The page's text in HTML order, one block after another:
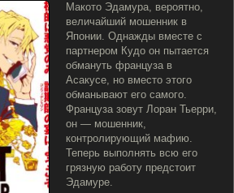
Макото Эдамура, вероятно,
величайший мошенник в
Японии. Однажды вместе с
партнером Кудо он пытается
обмануть француза в
Асакусе, но вместо этого
обманывают его самого.
Француза зовут Лоран Тьерри,
он — мошенник,
контролирующий мафию.
Теперь выполнять всю его
грязную работу предстоит
Эдамуре.